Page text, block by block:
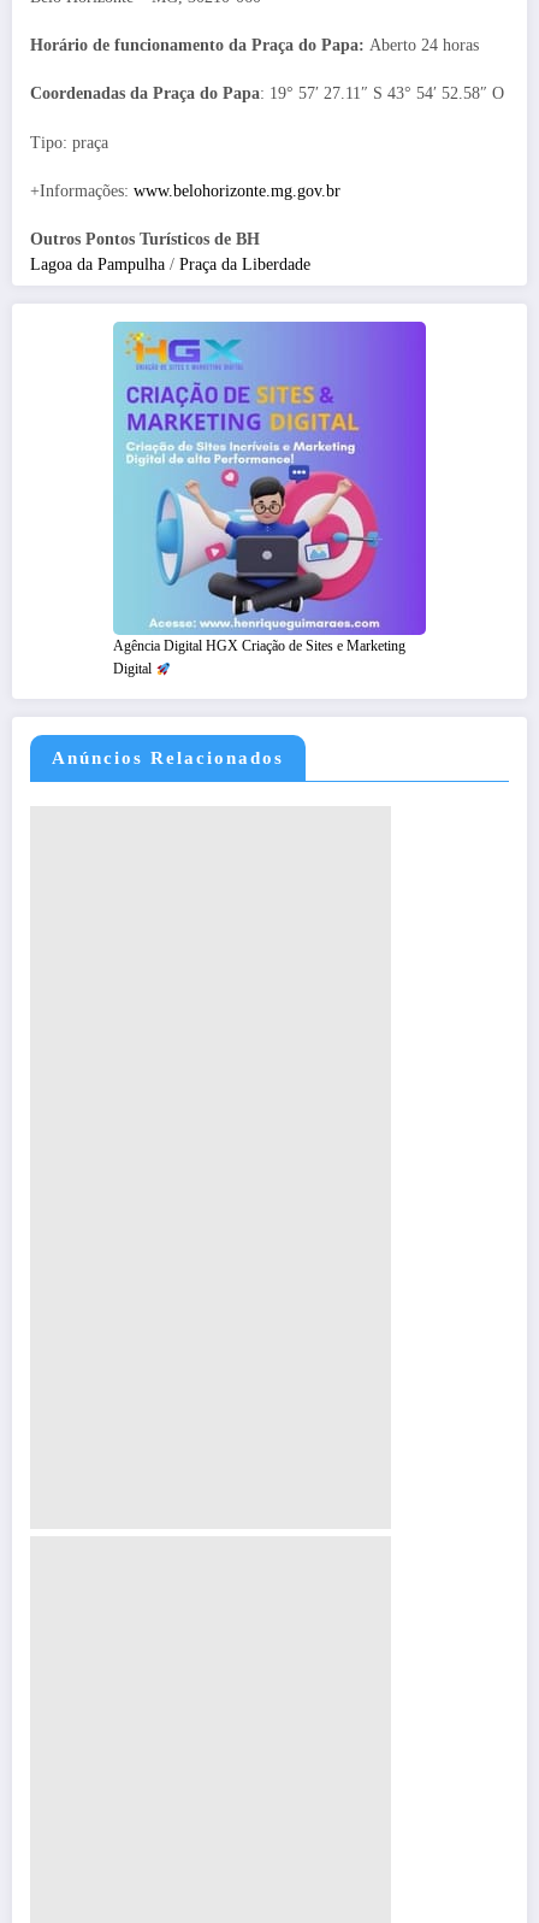
Horário de funcionamento da Praça do Papa: Aberto 24 horas
Coordenadas da Praça do Papa: 19° 57′ 27.11″ S 43° 54′ 52.58″ O
Tipo: praça
+Informações: www.belohorizonte.mg.gov.br
Outros Pontos Turísticos de BH
Lagoa da Pampulha / Praça da Liberdade
Agência Digital HGX Criação de Sites e Marketing
Digital
Anúncios Relacionados